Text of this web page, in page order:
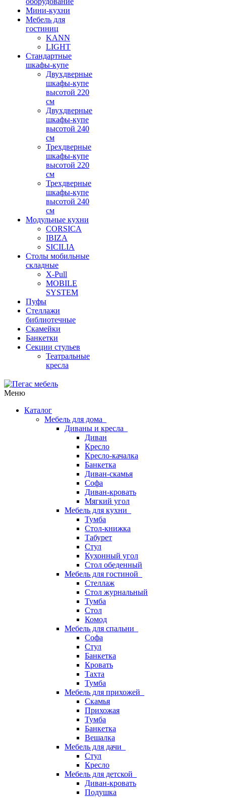
Мини-кухни
Мебель для
гостиниц
KANN
LIGHT
Стандартные
шкафы-купе
Двухдверные
шкафы-купе
высотой 220
см
Двухдверные
шкафы-купе
высотой 240
см
Трехдверные
шкафы-купе
высотой 220
см
Трехдверные
шкафы-купе
высотой 240
см
Модульные кухни
CORSICA
IBIZA
SICILIA
Столы мобильные
складные
X-Pull
MOBILE
SYSTEM
Пуфы
Стеллажи
библиотечные
Скамейки
Банкетки
Секции стульев
Театральные
кресла
Меню
Каталог
Мебель для дома
Диваны и кресла
Диван
Кресло
Кресло-качалка
Банкетка
Диван-скамья
Софа
Диван-кровать
Мягкий угол
Мебель для кухни
Тумба
Стол-книжка
Табурет
Стул
Кухонный угол
Стол обеденный
Мебель для гостиной
Стеллаж
Стол журнальный
Тумба
Стол
Комод
Мебель для спальни
Софа
Стул
Банкетка
Кровать
Тахта
Тумба
Мебель для прихожей
Скамья
Прихожая
Тумба
Банкетка
Вешалка
Мебель для дачи
Стул
Кресло
Мебель для детской
Диван-кровать
Подушка